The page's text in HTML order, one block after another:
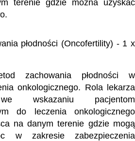
terenie gdzie można uzyskać
płodności (Oncofertility) - 1 x
zachowania płodności w
onkologicznego. Rola lekarza
wskazaniu pacjentom
do leczenia onkologicznego
na danym terenie gdzie mogą
w zakresie zabezpieczenia